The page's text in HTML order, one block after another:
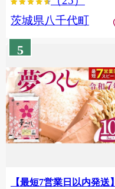
茨城県八千代町
5
【最短7営業日以内発送】